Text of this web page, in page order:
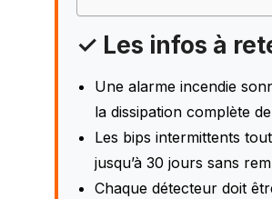
✓ Les infos à
Une alarme incendie
la dissipation complète
Les bips intermittents
jusqu’à 30 jours sans
Chaque détecteur doit